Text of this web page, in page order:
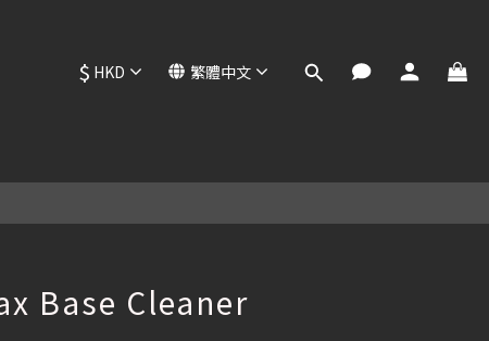
$ HKD 繁體中文
Base Cleaner
立即購買